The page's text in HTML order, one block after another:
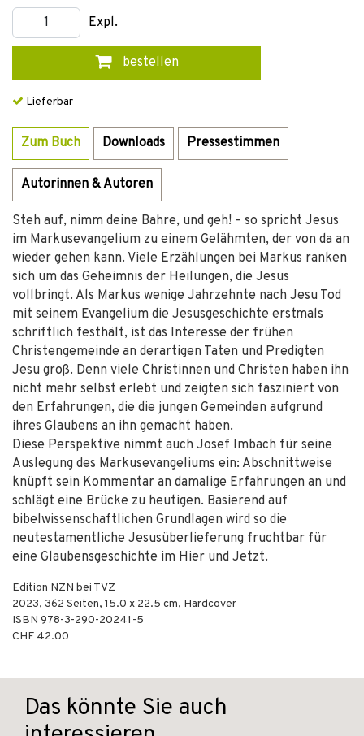
Expl.
bestellen
Lieferbar
Zum Buch Downloads Pressestimmen
Autorinnen & Autoren
Steh auf, nimm deine Bahre, und geh! – so spricht Jesus
im Markusevangelium zu einem Gelähmten, der von da an
wieder gehen kann. Viele Erzählungen bei Markus ranken
sich um das Geheimnis der Heilungen, die Jesus
vollbringt. Als Markus wenige Jahrzehnte nach Jesu Tod
mit seinem Evangelium die Jesusgeschichte erstmals
schriftlich festhält, ist das Interesse der frühen
Christengemeinde an derartigen Taten und Predigten
Jesu groß. Denn viele Christinnen und Christen haben ihn
nicht mehr selbst erlebt und zeigten sich fasziniert von
den Erfahrungen, die die jungen Gemeinden aufgrund
ihres Glaubens an ihn gemacht haben.
Diese Perspektive nimmt auch Josef Imbach für seine
Auslegung des Markusevangeliums ein: Abschnittweise
knüpft sein Kommentar an damalige Erfahrungen an und
schlägt eine Brücke zu heutigen. Basierend auf
bibelwissenschaftlichen Grundlagen wird so die
neutestamentliche Jesusüberlieferung fruchtbar für
eine Glaubensgeschichte im Hier und Jetzt.
Edition NZN bei TVZ
2023, 362 Seiten, 15.0 x 22.5 cm, Hardcover
ISBN 978-3-290-20241-5
CHF 42.00
Das könnte Sie auch